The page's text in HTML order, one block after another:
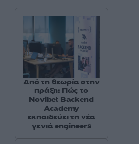
Από τη θεωρία στην
πράξη: Πώς το
Novibet Backend
Academy
εκπαιδεύει τη νέα
γενιά engineers